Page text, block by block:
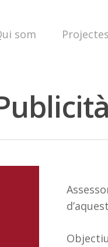
som Projectes